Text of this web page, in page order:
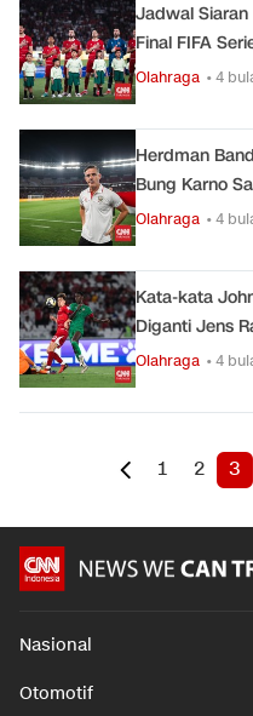
Jadwal
Final FIFA
Olahraga • 4
Herdman
Bung Karno
Olahraga • 4
Kata-kata
Diganti Jens
Olahraga • 4
1 2 3
Nasional
Otomotif